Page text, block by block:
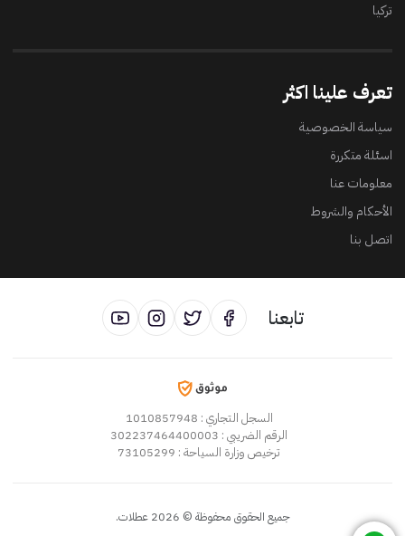
تركيا
تعرف علينا اكثر
سياسة الخصوصية
اسئلة متكررة
معلومات عنا
الأحكام والشروط
اتصل بنا
تابعنا
السجل التجاري : 1010857948
الرقم الضريبي : 302237464400003
ترخيص وزارة السياحة : 73105299
جميع الحقوق محفوظة ©
2026 عطلات.